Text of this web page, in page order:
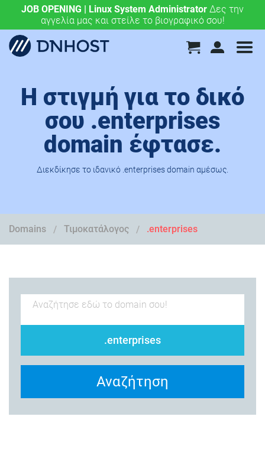
JOB OPENING | Linux System Administrator Δες την
αγγελία μας και στείλε το βιογραφικό σου!
.eu & .ευ domains μόνο 4,90 €/έτος.Χάραξε την
ευρωπαϊκή σου πορεία σήμερα!
Η στιγμή για το δικό
σου .enterprises
domain έφτασε.
Διεκδίκησε το ιδανικό .enterprises domain αμέσως.
Domains Τιμοκατάλογος .enterprises
.enterprises
Αναζήτηση